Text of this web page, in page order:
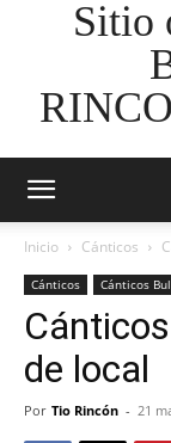
Sitio
Inicio Cánticos
Cánticos Cánticos
de local
Por Tio Rincón - 21